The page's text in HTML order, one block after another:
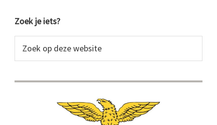
Primaire
Sidebar
Zoek je iets?
op
website